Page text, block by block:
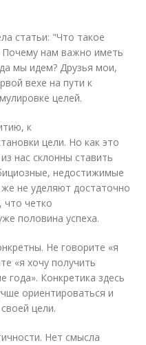
статьи: "Что такое
Почему нам важно иметь
мы идем? Друзья мои,
вехе на пути к
целей.
к
цели. Но как это
нас склонны ставить
недостижимые
не уделяют достаточно
что четко
половина успеха.
Не говорите «я
«я хочу получить
года». Конкретика здесь
ориентироваться и
цели.
Нет смысла